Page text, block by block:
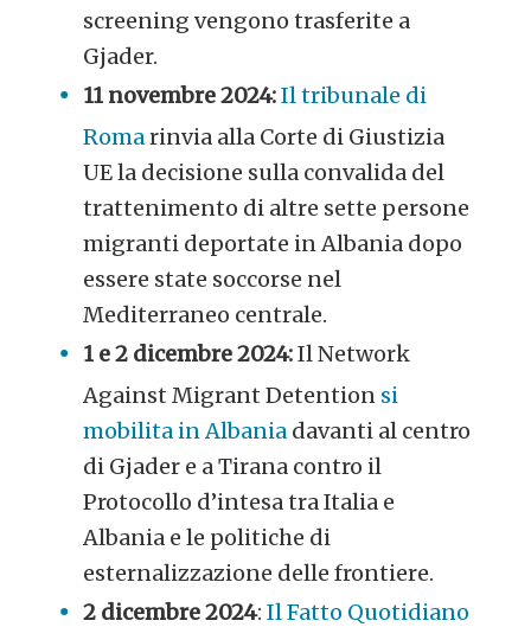
screening vengono trasferite a
Gjader.
11 novembre 2024:Il tribunale di
Romarinvia alla Corte di Giustizia
UE la decisione sulla convalida del
trattenimento di altre sette persone
migranti deportate in Albania dopo
essere state soccorse nel
Mediterraneo centrale.
1 e 2 dicembre 2024:Il Network
Against Migrant Detention si
mobilita in Albania davanti al centro
di Gjader e a Tirana contro il
Protocollo d’intesa tra Italia e
Albania e le politiche di
esternalizzazione delle frontiere.
2 dicembre 2024:Il Fatto Quotidiano